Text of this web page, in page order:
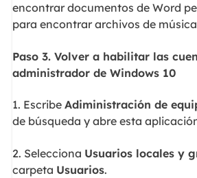
encontrar documentos de Word
para encontrar archivos de
Paso 3. Volver a habilitar las
administrador de Windows 10
1. Escribe Adiministración de
de búsqueda y abre esta
2. Selecciona Usuarios locales y
carpeta Usuarios.